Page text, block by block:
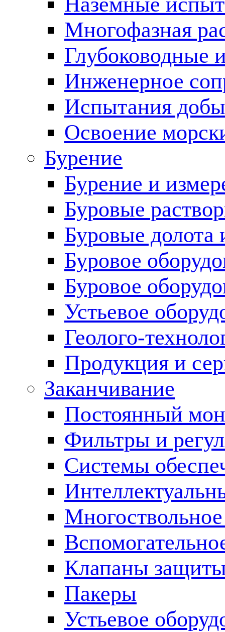
Многофазная
Глубоководные
Инженерное
Испытания
Освоение
Бурение
Бурение и
Буровые
Буровые долота
Буровое
Буровое
Устьевое
Геолого-
Продукция и
Заканчивание
Постоянный
Фильтры и
Cистемы
Клапаны
Пакеры
Устьевое